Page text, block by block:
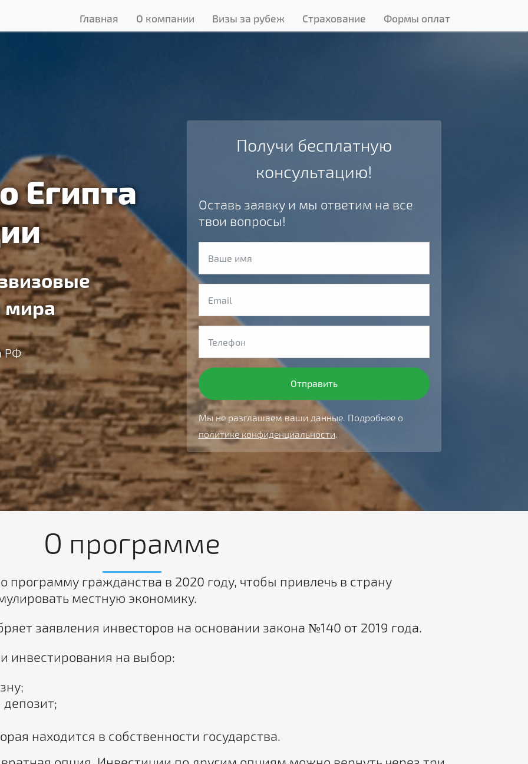
Главная О компании Визы за рубеж Страхование Формы оплат
Египта
мира
РФ
Получи бесплатную
консультацию!
Оставь заявку и мы ответим на все
твои вопросы!
Мы не разглашаем ваши данные. Подробнее о
политике конфиденциальности
О программе
программу гражданства в 2020 году, чтобы привлечь в страну
местную экономику.
заявления инвесторов на основании закона №140 от 2019 года.
инвестирования на выбор:
находится в собственности государства.